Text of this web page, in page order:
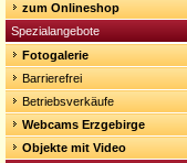
zum Onlineshop
Spezialangebote
Fotogalerie
Barrierefrei
Betriebsverkäufe
Webcams Erzgebirge
Objekte mit Video